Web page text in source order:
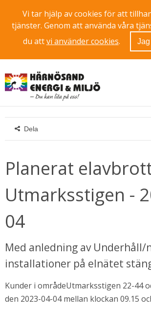
Vi tar hjälp av cookies för att
tjänster. Genom att använda våra
du attvi använder cookies.
Dela
Planerat
Utmarksstigen -
04
Med anledning av Underhåll/
installationer på elnätet
Kunder i områdeUtmarksstigen 22-44
den 2023-04-04 mellan klockan 09.15